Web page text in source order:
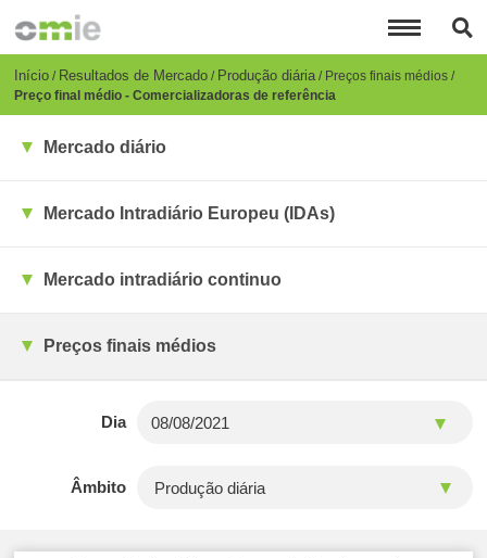
para
conteúdo
principal
Breadcrumb
Início Resultados de Mercado Produção diária Preços finais médios
Preço final médio - Comercializadoras de referência
Mercado diário
Mercado Intradiário Europeu (IDAs)
Mercado intradiário continuo
Preços finais médios
Dia
Âmbito